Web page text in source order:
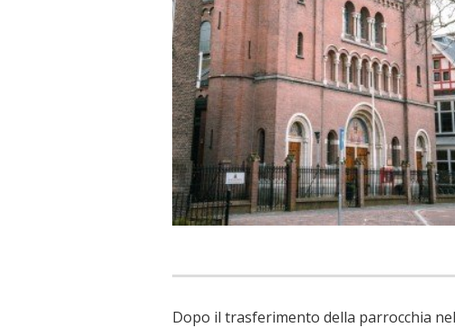
Dopo il trasferimento della parrocchia